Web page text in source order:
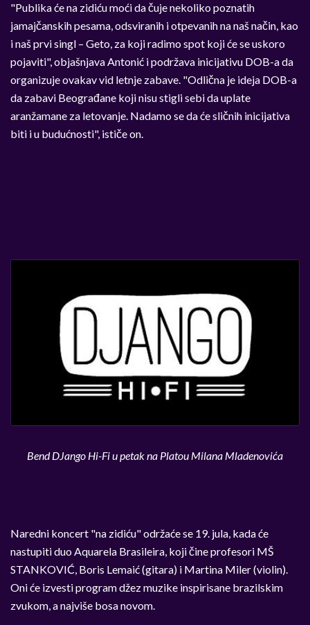
"Publika će na zidiću moći da čuje nekoliko poznatih
jamajčanskih pesama, odsviranih i otpevanih na naš način, kao
i naš prvi singl – Geto, za koji radimo spot koji će se uskoro
pojaviti", objašnjava Antonić i podržava inicijativu DOB-a da
organizuje ovakav vid letnje zabave. "Odlična je ideja DOB-a
da zabavi Beograđane koji nisu stigli sebi da uplate
aranžamane za letovanje. Nadamo se da će sličnih inicijativa
biti i u budućnosti", ističe on.
Bend DJango Hi-Fi u petak na Platou Milana Mladenovića
Naredni koncert "na zidiću" održaće se 19. jula, kada će
nastupiti duo Aquarela Brasileira, koji čine profesori MŠ
STANKOVIĆ, Boris Lemaić (gitara) i Martina Miler (violin).
Oni će izvesti program džez muzike inspirisane brazilskim
zvukom, a najviše bosa novom.